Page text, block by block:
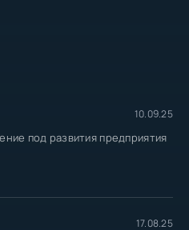
10.09.25
под развития предприятия
17.08.25